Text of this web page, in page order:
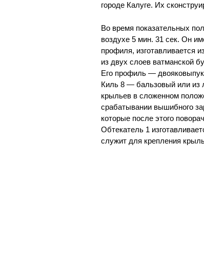
городе Калуге. Их
Во время показательных
воздухе 5 мин. 31 сек. Он
профиля, изготавливается
из двух слоев ватманской
Его профиль —
Киль 8 — бальзовый или из
крыльев в сложенном
срабатывании вышибного
которые после этого
Обтекатель 1
служит для крепления